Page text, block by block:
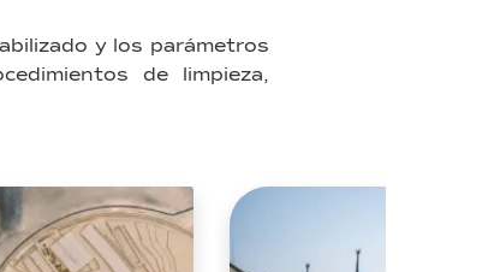
y los parámetros
de limpieza,